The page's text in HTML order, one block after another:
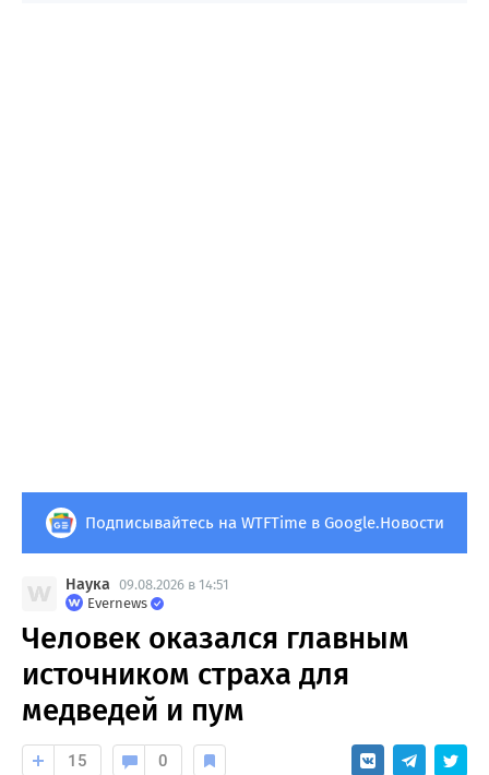
Подписывайтесь на WTFTime в Google.Новости
Наука 09.08.2026 в 14:51
Evernews
Человек оказался главным
источником страха для
медведей и пум
15 0